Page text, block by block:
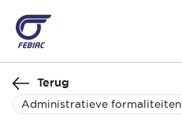
naar
de
inhoud
gaan
Terug
Administratieve formaliteiten